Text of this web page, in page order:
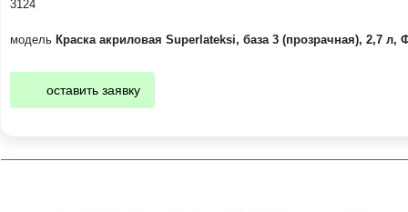
3124
модель Краска акриловая Superlateksi, база 3 (прозрачная), 2,7 л,
оставить заявку